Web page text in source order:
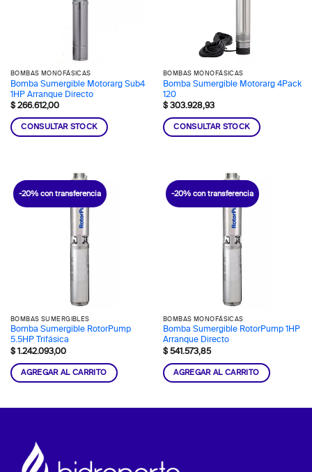
BOMBAS MONOFÁSICAS
Bomba Sumergible Motorarg Sub4
1HP Arranque Directo
$266.612,00
CONSULTAR STOCK
BOMBAS MONOFÁSICAS
Bomba Sumergible Motorarg 4Pack
120
$303.928,93
CONSULTAR STOCK
-20% con transferencia
BOMBAS SUMERGIBLES
Bomba Sumergible RotorPump
5.5HP Trifásica
$1.242.093,00
AGREGAR AL CARRITO
-20% con transferencia
BOMBAS MONOFÁSICAS
Bomba Sumergible RotorPump 1HP
Arranque Directo
$541.573,85
AGREGAR AL CARRITO